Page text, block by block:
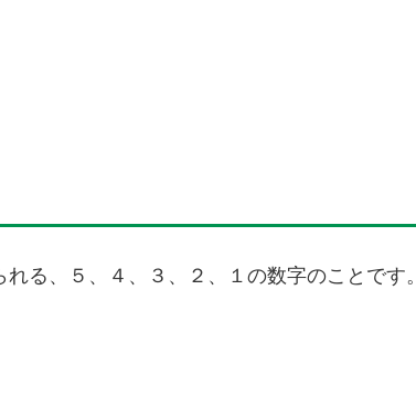
る、５、４、３、２、１の数字のことです。